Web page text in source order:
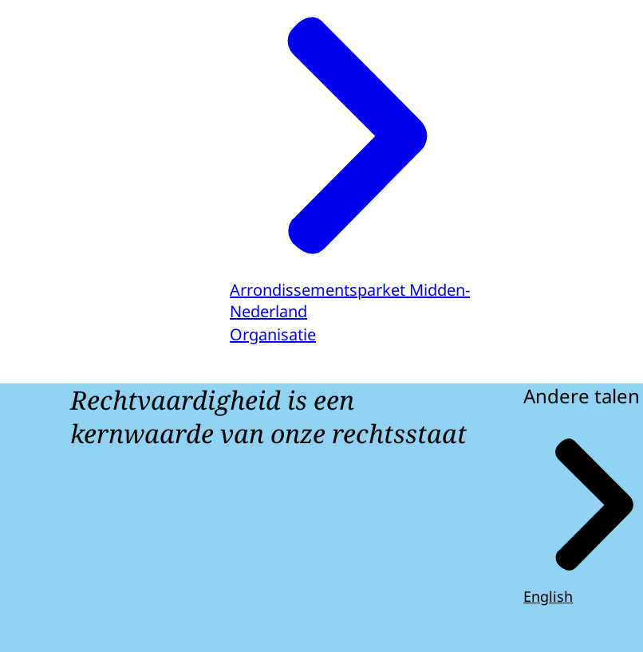
Arrondissementsparket Midden-
Nederland
Organisatie
Rechtvaardigheid is een
kernwaarde van onze rechtsstaat
Andere talen
English